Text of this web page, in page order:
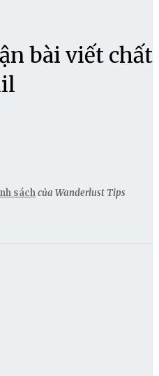
bài viết chất
sáchcủa Wanderlust Tips